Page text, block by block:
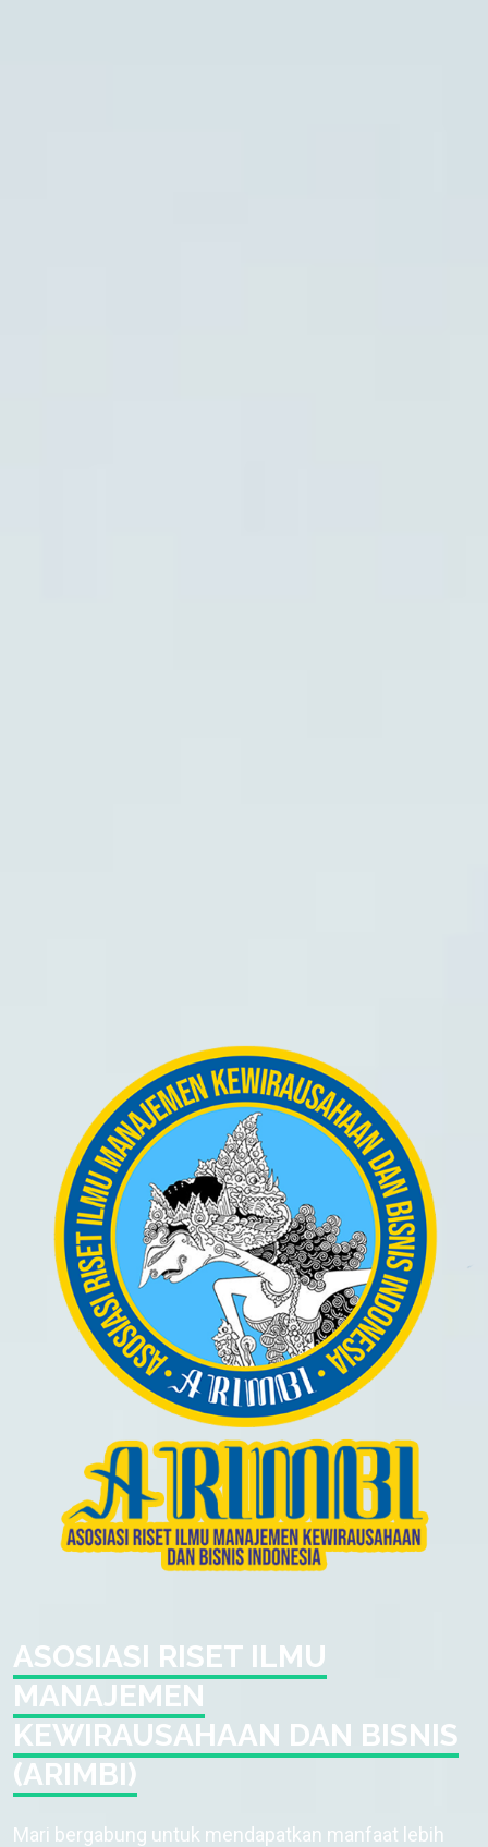
ASOSIASI RISET ILMU
MANAJEMEN
KEWIRAUSAHAAN DAN BISNIS
(ARIMBI)
Mari bergabung untuk mendapatkan manfaat lebih